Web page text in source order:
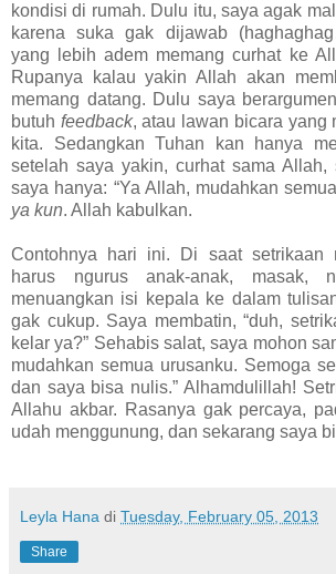
kondisi di rumah. Dulu itu, saya agak
karena suka gak dijawab
yang lebih adem memang curhat ke
Rupanya kalau yakin Allah akan
memang datang. Dulu saya
butuh feedback, atau lawan bicara yang
kita. Sedangkan Tuhan kan hanya
setelah saya yakin, curhat sama Allah,
saya hanya: “Ya Allah, mudahkan
ya kun. Allah kabulkan.
Contohnya hari ini. Di saat setrikaan
harus ngurus anak-anak, masak,
menuangkan isi kepala ke dalam
gak cukup. Saya membatin, “duh,
kelar ya?” Sehabis salat, saya mohon
mudahkan semua urusanku. Semoga
dan saya bisa nulis.” Alhamdulillah!
Allahu akbar. Rasanya gak percaya,
udah menggunung, dan sekarang saya
Leyla Hana di Tuesday, February 05, 2013
Share